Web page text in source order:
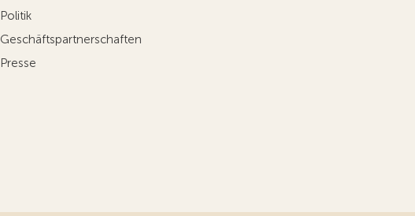
Politik
Geschäftspartnerschaften
Presse